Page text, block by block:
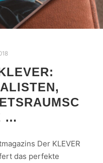
…
Der KLEVER
das perfekte